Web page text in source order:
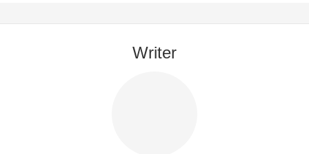
Writer